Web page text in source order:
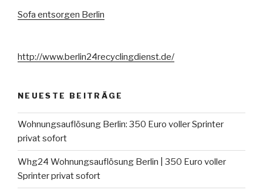
Sofa entsorgen Berlin
http://www.berlin24recyclingdienst.de/
NEUESTE BEITRÄGE
Wohnungsauflösung Berlin: 350 Euro voller Sprinter
privat sofort
Whg24 Wohnungsauflösung Berlin | 350 Euro voller
Sprinter privat sofort